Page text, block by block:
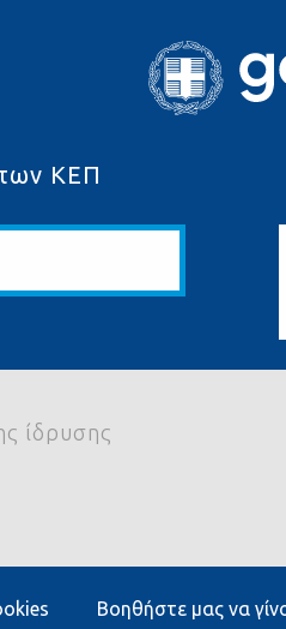
ΚΕΠ
ίδρυσης
Βοηθήστε μας να